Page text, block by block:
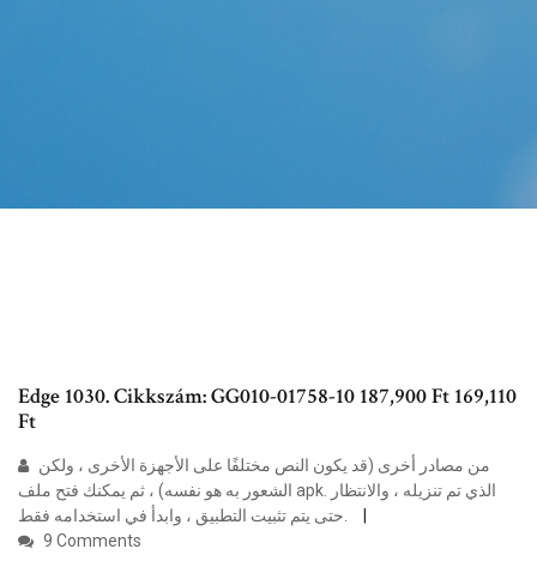
Edge 1030. Cikkszám: GG010-01758-10 187,900 Ft 169,110
Ft
الشعور به هو نفسه) ، ثم يمكنك فتح ملف apk. الذي تم تنزيله ، والانتظار
حتى يتم تثبيت التطبيق ، وابدأ في استخدامه فقط.
9 Comments